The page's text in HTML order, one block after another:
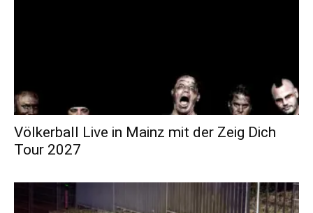
Völkerball Live in Mainz mit der Zeig Dich
Tour 2027